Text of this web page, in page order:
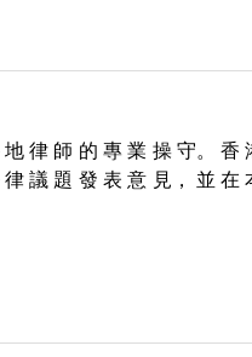
律 師 的 專 業 操 守。 香
議 題 發 表 意 見， 並 在